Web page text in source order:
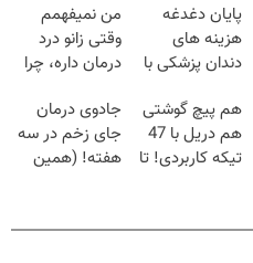
پایان دغدغه
هزینه های
دندان پزشکی با
خانگی
من نمیفهمم
وقتی زانو درد
درمان داره، چرا
تحمل میکنی؟❗
هم پیچ گوشتی
هم دریل با 47
تیکه کاربردی! تا
جادوی درمان
جای زخم در سه
هفته! (همین